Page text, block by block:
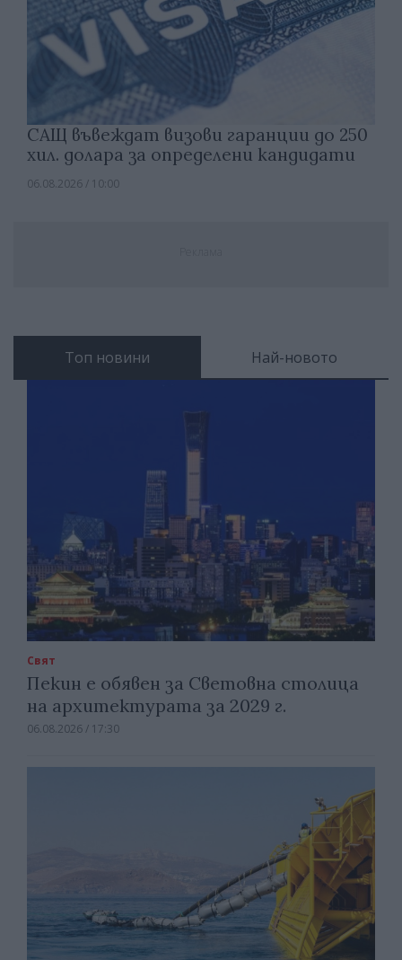
САЩ въвеждат визови гаранции до 250
хил. долара за определени кандидати
06.08.2026 / 10:00
Топ новини Най-новото
Свят
Пекин е обявен за Световна столица
на архитектурата за 2029 г.
06.08.2026 / 17:30